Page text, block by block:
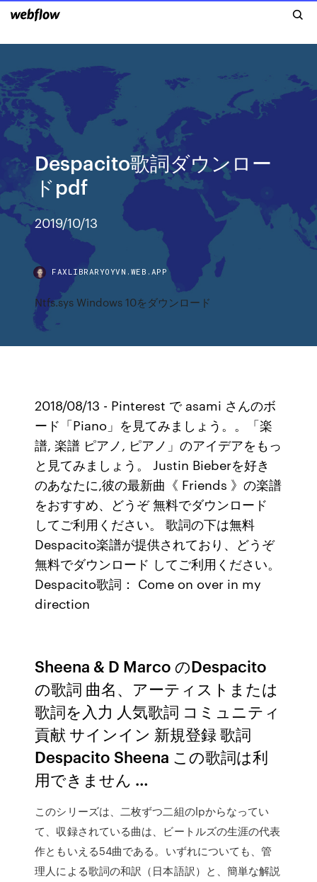
Despacito歌詞ダウンロー
ドpdf
2019/10/13
FAXLIBRARYOYVN.WEB.APP
Ntfs.sys Windows 10をダウンロード
2018/08/13 - Pinterest で asami さんのボ
ード「Piano」を見てみましょう。。「楽
譜, 楽譜 ピアノ, ピアノ」のアイデアをもっ
と見てみましょう。 Justin Bieberを好き
のあなたに,彼の最新曲《 Friends 》の楽譜
をおすすめ、どうぞ 無料でダウンロード
してご利用ください。 歌詞の下は無料
Despacito楽譜が提供されており、どうぞ
無料でダウンロード してご利用ください。
Despacito歌詞： Come on over in my
direction
Sheena & D Marco のDespacito
の歌詞 曲名、アーティストまたは
歌詞を入力 人気歌詞 コミュニティ
貢献 サインイン 新規登録 歌詞
Despacito Sheena この歌詞は利
用できません …
このシリーズは、二枚ずつ二組のlpからなってい
て、収録されている曲は、ビートルズの生涯の代表
作ともいえる54曲である。いずれについても、管
理人による歌詞の和訳（日本語訳）と、簡単な解説